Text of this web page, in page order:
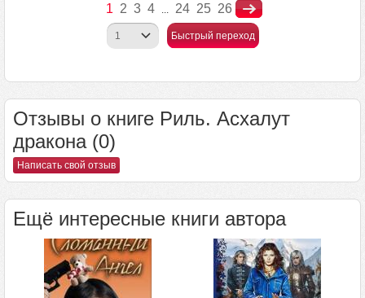
1 2 3 4 ... 24 25 26
Быстрый переход
Отзывы о книге Риль. Асхалут
дракона (0)
Написать свой отзыв
Ещё интересные книги автора